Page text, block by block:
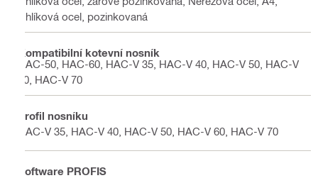
Uhlíková ocel, pozinkovaná
Kompatibilní kotevní nosník
HAC-50, HAC-60, HAC-V 35, HAC-V 40, HAC-V 50, HAC-V
60, HAC-V 70
Profil nosníku
HAC-V 35, HAC-V 40, HAC-V 50, HAC-V 60, HAC-V 70
Software PROFIS